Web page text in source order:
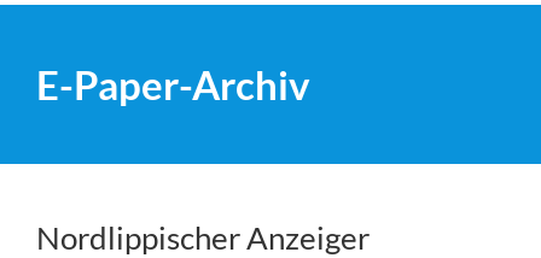
E-Paper-Archiv
Nordlippischer Anzeiger